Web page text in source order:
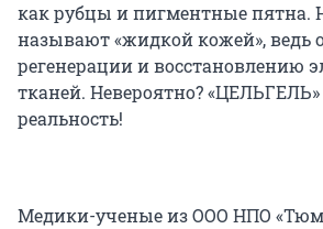
как рубцы и пигментные пятна.
называют «жидкой кожей», ведь
регенерации и восстановлению
тканей. Невероятно?
реальность!
Медики-ученые из ООО НПО